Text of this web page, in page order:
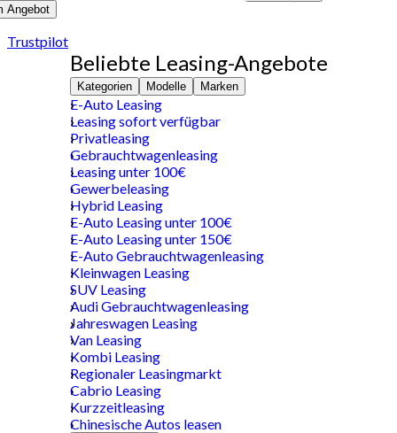
Angebot
Trustpilot
Beliebte Leasing-Angebote
Kategorien Modelle Marken
E-Auto Leasing
Leasing sofort verfügbar
Privatleasing
Gebrauchtwagenleasing
Leasing unter 100€
Gewerbeleasing
Hybrid Leasing
E-Auto Leasing unter 100€
E-Auto Leasing unter 150€
E-Auto Gebrauchtwagenleasing
Kleinwagen Leasing
SUV Leasing
Audi Gebrauchtwagenleasing
Jahreswagen Leasing
Van Leasing
Kombi Leasing
Regionaler Leasingmarkt
Cabrio Leasing
Kurzzeitleasing
Chinesische Autos leasen